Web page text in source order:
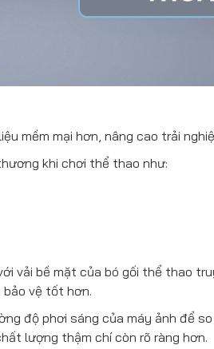
mềm mại hơn, nâng cao trải
khi chơi thể thao như:
vải bề mặt của bó gối thể thao
bảo vệ tốt hơn.
độ phơi sáng của máy ảnh để
lượng thậm chí còn rõ ràng hơn.